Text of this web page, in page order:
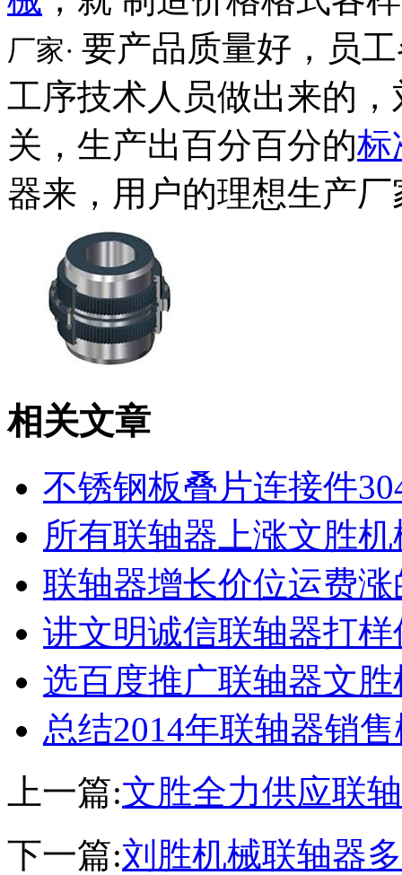
厂家· 要产品质量好，员
工序技术人员做出来的
关，生产出百分百分的标
器来，用户的理想生产厂
相关文章
不锈钢板叠片连接件
所有联轴器上涨文胜
联轴器增长价位运费
讲文明诚信联轴器打
选百度推广联轴器文
总结2014年联轴器销
上一篇:文胜全力供应联
下一篇:刘胜机械联轴器